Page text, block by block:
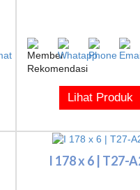
Lihat Produk
I 178 x 6 | T27-